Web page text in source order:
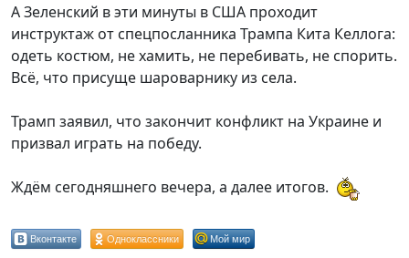
А Зеленский в эти минуты в США проходит
инструктаж от спецпосланника Трампа Кита Келлога:
одеть костюм, не хамить, не перебивать, не спорить.
Всё, что присуще шароварнику из села.
Трамп заявил, что закончит конфликт на Украине и
призвал играть на победу.
Ждём сегодняшнего вечера, а далее итогов.
Вконтакте Одноклассники Мой мир